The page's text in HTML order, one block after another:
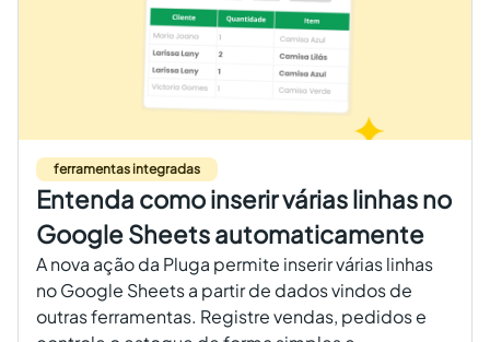
ferramentas integradas
Entenda como inserir várias linhas no
Google Sheets automaticamente
A nova ação da Pluga permite inserir várias linhas
no Google Sheets a partir de dados vindos de
outras ferramentas. Registre vendas, pedidos e